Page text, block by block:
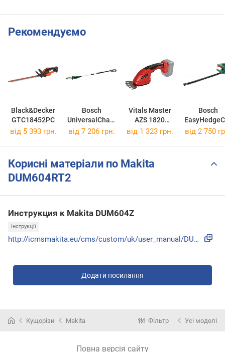
Рекомендуємо
Black&Decker
GTC18452PC
Bosch
UniversalChain
Pole 18
Vitals Master
AZS 1820
SmartLine Plus
Bosch
45
від 5 393 грн. від 7 206 грн. від 1 323 грн. від 2 750
Корисні матеріали по Makita
DUM604RT2
Инструкция к Makita DUM604Z
інструкції
http://icmsmakita.eu/cms/custom/uk/user_manual/DUM604_88555...
Додати посилання
Кущорізи Makita Фільтр Усі моделі
Повна версія сайту